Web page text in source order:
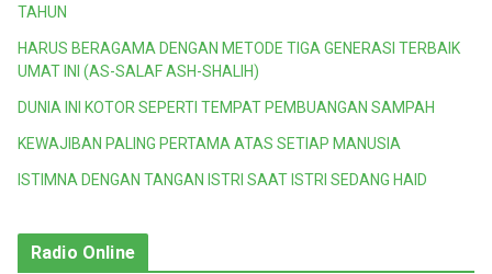
TAHUN
HARUS BERAGAMA DENGAN METODE TIGA GENERASI TERBAIK
UMAT INI (AS-SALAF ASH-SHALIH)
DUNIA INI KOTOR SEPERTI TEMPAT PEMBUANGAN SAMPAH
KEWAJIBAN PALING PERTAMA ATAS SETIAP MANUSIA
ISTIMNA DENGAN TANGAN ISTRI SAAT ISTRI SEDANG HAID
Radio Online